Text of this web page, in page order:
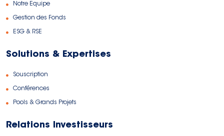
Notre Equipe
Gestion des Fonds
ESG & RSE
Solutions & Expertises
Souscription
Conférences
Pools & Grands Projets
Relations Investisseurs